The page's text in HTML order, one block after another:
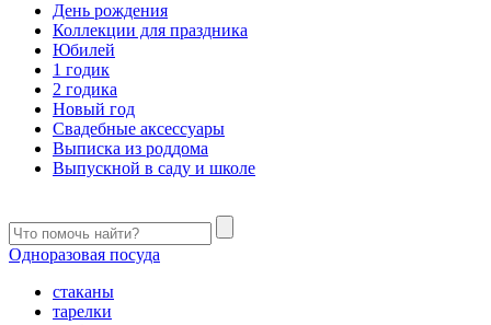
День рождения
Коллекции для праздника
Юбилей
1 годик
2 годика
Новый год
Свадебные аксессуары
Выписка из роддома
Выпускной в саду и школе
Одноразовая посуда
стаканы
тарелки